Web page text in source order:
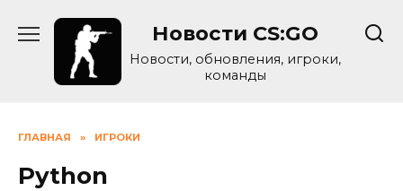
Новости CS:GO
Новости, обновления, игроки,
команды
ГЛАВНАЯ » ИГРОКИ
Python